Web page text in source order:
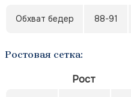
Обхват бедер 88-91
Ростовая сетка:
Рост